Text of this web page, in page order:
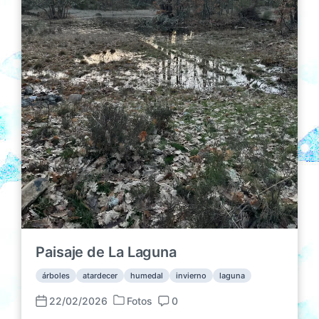
i
ó
n
Paisaje de La Laguna
árboles atardecer humedal invierno laguna
F
22/02/2026
P
Fotos
C
0